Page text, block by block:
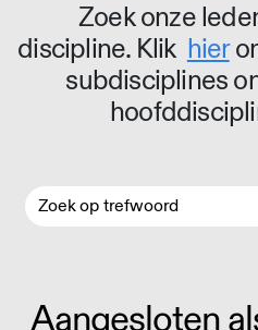
Zoek onze
discipline. Klik hier
subdisciplines
Aangesloten